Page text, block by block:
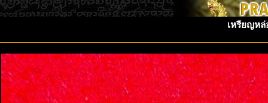
เหรียญหล่